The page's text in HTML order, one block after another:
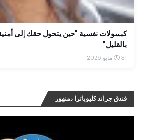
كبسولات نفسية "حين يتحول حقك إلى
بالقليل"
31 مايو 2026
فندق جراند كليوباترا دمنهور